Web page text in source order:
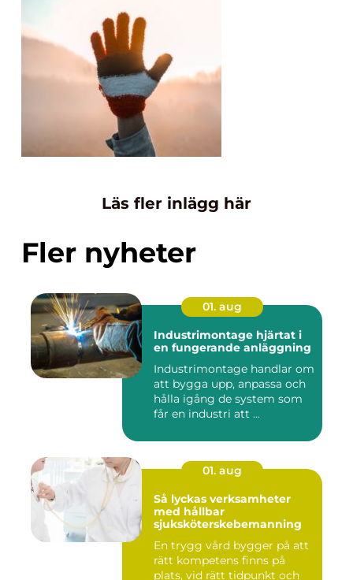
Läs fler inlägg här
Fler nyheter
01. aug
Industrimontage hjärtat i
en fungerande anläggning
Industrimontage handlar om
att bygga upp, anpassa och
hålla igång de system som
får en industri att ...
01. aug
Så lyckas verksamheter
med hållbar
sjuksköterskebemanning
En trygg vård bygger på att
rätt kompetens finns på
plats, vid rätt tidpunkt och